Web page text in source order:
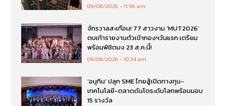
09/08/2026 11:56 am
จักรวาลสะเทือน! 77 สาวงาม ‘MUT2026’
ตบเท้ารายงานตัวเข้ากองฯวันแรก เตรียม
พร้อมพิชิตมง 23 ส.ค.นี้!
09/08/2026 10:34 am
‘อนุทิน’ ปลุก SME ไทยสู้เปิดทางทุน-
เทคโนโลยี-ตลาดดันโตระดับโลกพร้อมมอบ
15 รางวัล